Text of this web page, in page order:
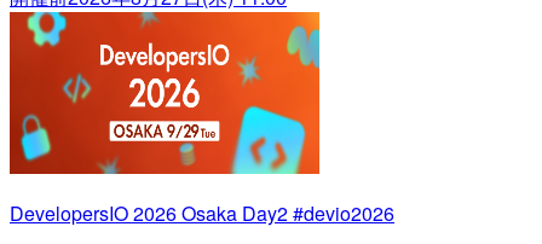
DevelopersIO 2026 Osaka Day2 #devio2026